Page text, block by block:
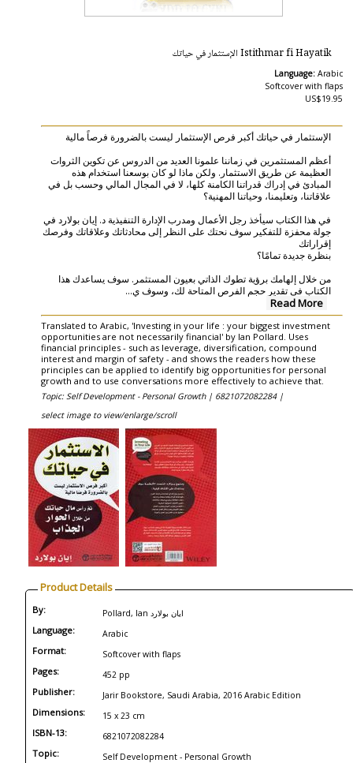
Istithmar fi Hayatik الإستثمار في حياتك
Language: Arabic
Softcover with flaps
US$19.95
الإستثمار في حياتك أكبر فرص الإستثمار ليست بالضرورة فرصاً مالية
أعظم المستثمرين في زماننا علمونا العديد من الدروس عن تكوين الثروات
العظيمة عن طريق الاستثمار. ولكن ماذا لو كان بوسعنا استخدام هذه
المبادئ في إدراك قدراتنا الكامنة كلها، لا في المجال المالي وحسب بل في
علاقاتنا، وتعليمنا، وحياتنا المهنية؟
في هذا الكتاب سيأخذ رجل الأعمال ومدرب الإدارة التنفيذية د. إيان بولارد في
جولة محفزة للتفكير سوف نحتك على النظر إلى محادثاتك وعلاقاتك وفرصك
إقراراتك
بنظرة جديدة تمامًا؟
من خلال إلهامك برؤية تطوك الذاتي بعيون المستثمر. سوف يساعدك هذا
الكتاب في تقدير حجم الفرص المتاحة لك، وسوف ي...
Read More
Translated to Arabic, 'Investing in your life : your biggest investment
opportunities are not necessarily financial' by Ian Pollard. Uses
financial principles - such as leverage, diversification, compound
interest and margin of safety - and shows the readers how these
principles can be applied to identify big opportunities for personal
growth and to use conversations more effectively to achieve that.
Topic: Self Development - Personal Growth | 6821072082284 |
select image to view/enlarge/scroll
Product Details
By: Pollard, Ian ‎ايان بولارد
Language: Arabic
Format: Softcover with flaps
Pages: 452 pp
Publisher: Jarir Bookstore, Saudi Arabia, 2016 Arabic Edition
Dimensions: 15 x 23 cm
ISBN-13: 6821072082284
Topic: Self Development - Personal Growth